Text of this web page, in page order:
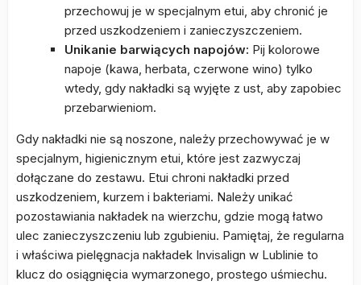
przechowuj je w specjalnym etui, aby chronić je
przed uszkodzeniem i zanieczyszczeniem.
Unikanie barwiących napojów: Pij kolorowe
napoje (kawa, herbata, czerwone wino) tylko
wtedy, gdy nakładki są wyjęte z ust, aby zapobiec
przebarwieniom.
Gdy nakładki nie są noszone, należy przechowywać je w
specjalnym, higienicznym etui, które jest zazwyczaj
dołączane do zestawu. Etui chroni nakładki przed
uszkodzeniem, kurzem i bakteriami. Należy unikać
pozostawiania nakładek na wierzchu, gdzie mogą łatwo
ulec zanieczyszczeniu lub zgubieniu. Pamiętaj, że regularna
i właściwa pielęgnacja nakładek Invisalign w Lublinie to
klucz do osiągnięcia wymarzonego, prostego uśmiechu.